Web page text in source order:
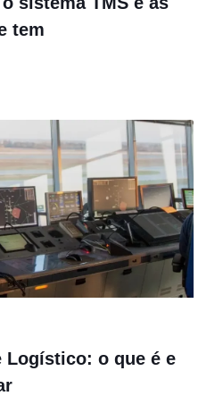
tem
Logístico: o que é e